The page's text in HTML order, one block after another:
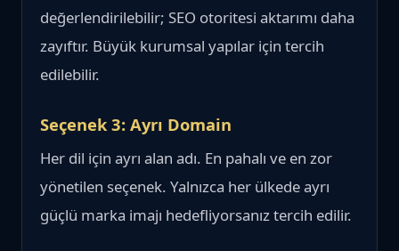
değerlendirilebilir; SEO otoritesi aktarımı daha
zayıftır. Büyük kurumsal yapılar için tercih
edilebilir.
Seçenek 3: Ayrı Domain
Her dil için ayrı alan adı. En pahalı ve en zor
yönetilen seçenek. Yalnızca her ülkede ayrı
güçlü marka imajı hedefliyorsanız tercih edilir.